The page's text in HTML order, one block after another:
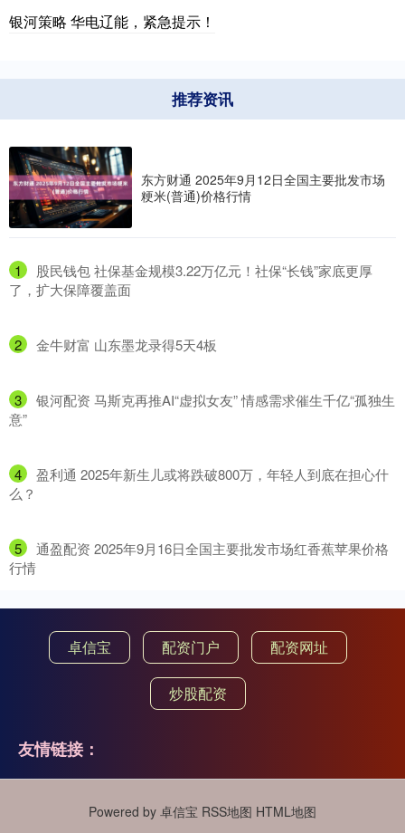
银河策略 华电辽能，紧急提示！
推荐资讯
东方财通 2025年9月12日全国主要批发市场
粳米(普通)价格行情
1
​股民钱包 社保基金规模3.22万亿元！社保“长钱”家底更厚
了，扩大保障覆盖面
2 ​金牛财富 山东墨龙录得5天4板
3
​银河配资 马斯克再推AI“虚拟女友” 情感需求催生千亿“孤独生
意”
4
​盈利通 2025年新生儿或将跌破800万，年轻人到底在担心什
么？
5
​通盈配资 2025年9月16日全国主要批发市场红香蕉苹果价格
行情
卓信宝 配资门户 配资网址
炒股配资
友情链接：
Powered by 卓信宝 RSS地图 HTML地图